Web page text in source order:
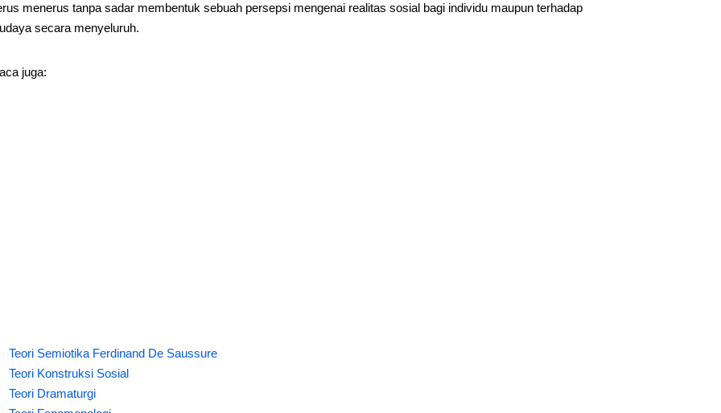
menerus tanpa sadar membentuk sebuah persepsi mengenai realitas sosial bagi individu maupun terhadap
secara menyeluruh.
juga:
Teori Semiotika Ferdinand De Saussure
Teori Konstruksi Sosial
Teori Dramaturgi